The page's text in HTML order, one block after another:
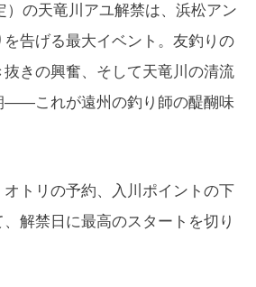
）の天竜川アユ解禁は、浜松アン
告げる最大イベント。友釣りの
きの興奮、そして天竜川の清流
——これが遠州の釣り師の醍醐味
トリの予約、入川ポイントの下
解禁日に最高のスタートを切り